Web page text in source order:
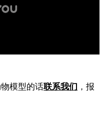
模型的话联系我们 ，报